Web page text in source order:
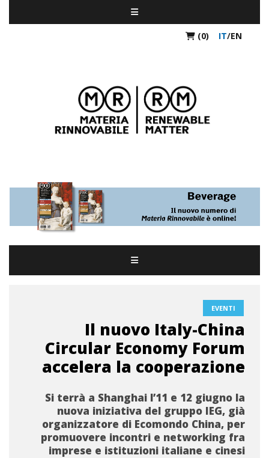
(0) IT/EN
EVENTI
Il nuovo Italy-China
Circular Economy Forum
accelera la cooperazione
Si terrà a Shanghai l’11 e 12 giugno la
nuova iniziativa del gruppo IEG, già
organizzatore di Ecomondo China, per
promuovere incontri e networking fra
imprese e istituzioni italiane e cinesi